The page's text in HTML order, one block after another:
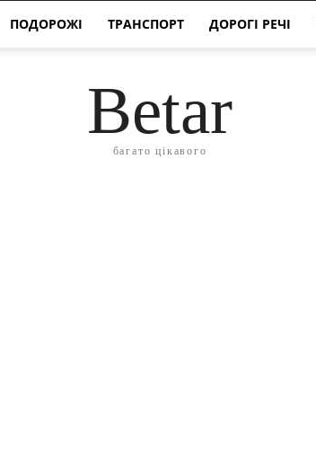
ПОДОРОЖІ ТРАНСПОРТ ДОРОГІ РЕЧІ
Betar
багато цікавого